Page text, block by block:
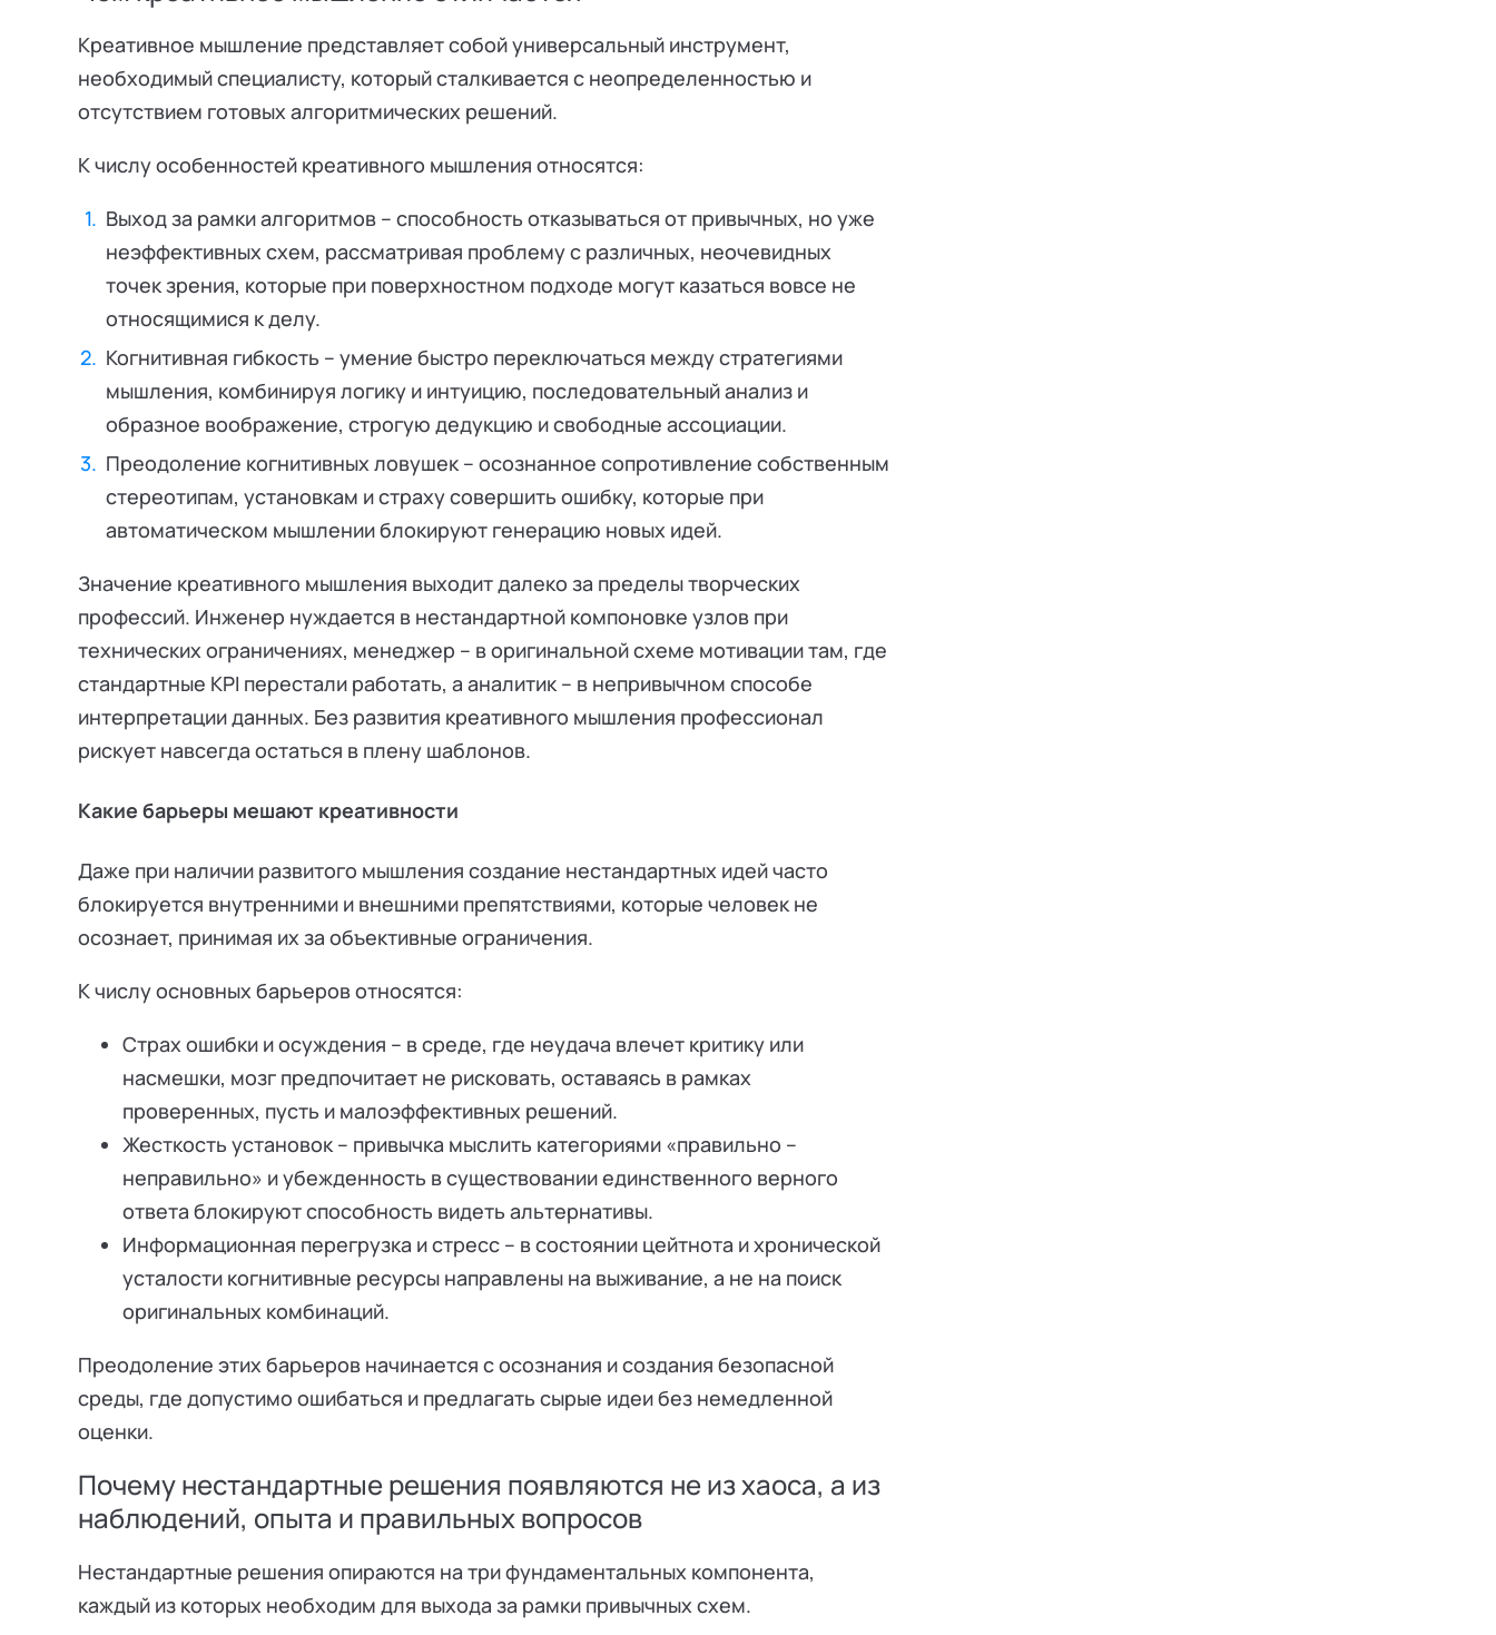
Креативное мышление представляет собой универсальный инструмент,
необходимый специалисту, который сталкивается с неопределенностью и
отсутствием готовых алгоритмических решений.
К числу особенностей креативного мышления относятся:
Выход за рамки алгоритмов – способность отказываться от привычных, но уже
неэффективных схем, рассматривая проблему с различных, неочевидных
точек зрения, которые при поверхностном подходе могут казаться вовсе не
относящимися к делу.
Когнитивная гибкость – умение быстро переключаться между стратегиями
мышления, комбинируя логику и интуицию, последовательный анализ и
образное воображение, строгую дедукцию и свободные ассоциации.
Преодоление когнитивных ловушек – осознанное сопротивление собственным
стереотипам, установкам и страху совершить ошибку, которые при
автоматическом мышлении блокируют генерацию новых идей.
Значение креативного мышления выходит далеко за пределы творческих
профессий. Инженер нуждается в нестандартной компоновке узлов при
технических ограничениях, менеджер – в оригинальной схеме мотивации там, где
стандартные KPI перестали работать, а аналитик – в непривычном способе
интерпретации данных. Без развития креативного мышления профессионал
рискует навсегда остаться в плену шаблонов.
Какие барьеры мешают креативности
Даже при наличии развитого мышления создание нестандартных идей часто
блокируется внутренними и внешними препятствиями, которые человек не
осознает, принимая их за объективные ограничения.
К числу основных барьеров относятся:
Страх ошибки и осуждения – в среде, где неудача влечет критику или
насмешки, мозг предпочитает не рисковать, оставаясь в рамках
проверенных, пусть и малоэффективных решений.
Жесткость установок – привычка мыслить категориями «правильно –
неправильно» и убежденность в существовании единственного верного
ответа блокируют способность видеть альтернативы.
Информационная перегрузка и стресс – в состоянии цейтнота и хронической
усталости когнитивные ресурсы направлены на выживание, а не на поиск
оригинальных комбинаций.
Преодоление этих барьеров начинается с осознания и создания безопасной
среды, где допустимо ошибаться и предлагать сырые идеи без немедленной
оценки.
Почему нестандартные решения появляются не из хаоса, а из
наблюдений, опыта и правильных вопросов
Нестандартные решения опираются на три фундаментальных компонента,
каждый из которых необходим для выхода за рамки привычных схем.